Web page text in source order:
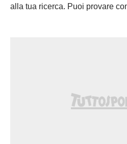
alla tua ricerca. Puoi provare